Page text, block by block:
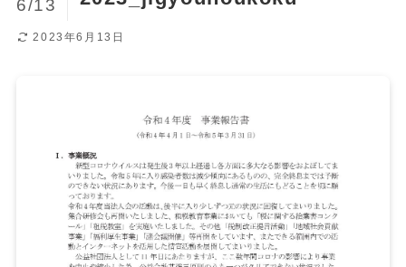
6/13
2023年6月13日